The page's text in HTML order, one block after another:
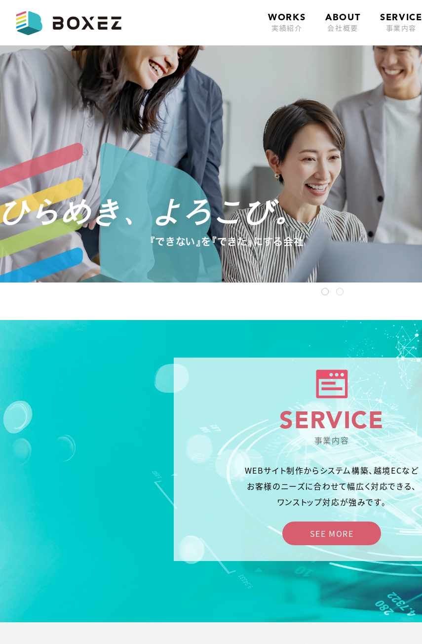
WORKS
実績紹介
ABOUT
会社概要
SERVICE
事業内容
ひらめき、よろこび。
『できない』を『できた』にする会社
SERVICE
事業内容
WEBサイト制作からシステム構築、越境ECなど
お客様のニーズに合わせて幅広く対応できる、
ワンストップ対応が強みです。
SEE MORE